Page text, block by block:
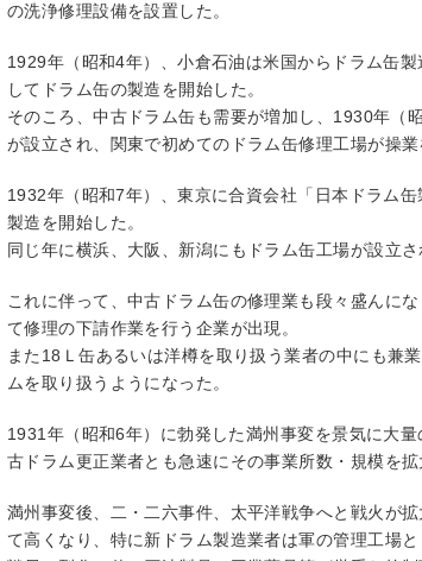
の洗浄修理設備を設置した。
1929年（昭和4年）、小倉石油は米国からドラム缶
してドラム缶の製造を開始した。
そのころ、中古ドラム缶も需要が増加し、1930年（
が設立され、関東で初めてのドラム缶修理工場が操業
1932年（昭和7年）、東京に合資会社「日本ドラム
製造を開始した。
同じ年に横浜、大阪、新潟にもドラム缶工場が設立さ
これに伴って、中古ドラム缶の修理業も段々盛んに
て修理の下請作業を行う企業が出現。
また18Ｌ缶あるいは洋樽を取り扱う業者の中にも兼
ムを取り扱うようになった。
1931年（昭和6年）に勃発した満州事変を景気に大
古ドラム更正業者とも急速にその事業所数・規模を拡
満州事変後、二・二六事件、太平洋戦争へと戦火が
て高くなり、特に新ドラム製造業者は軍の管理工場